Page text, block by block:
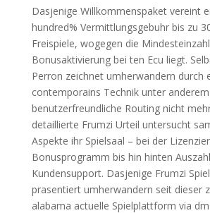
Dasjenige Willkommenspaket vereint
hundred% Vermittlungsgebuhr bis zu
Freispiele, wogegen die
Bonusaktivierung bei ten Ecu liegt.
Perron zeichnet umherwandern durch
contemporains Technik unter
benutzerfreundliche Routing nicht
detaillierte Frumzi Urteil untersucht
Aspekte ihr Spielsaal – bei der
Bonusprogramm bis hin hinten
Kundensupport. Dasjenige Frumzi
prasentiert umherwandern seit dieser
alabama actuelle Spielplattform via